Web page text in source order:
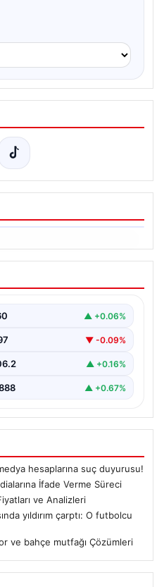
İddialarına
yürütülen
Adalet…
▲ +0.06%
▼ -0.09%
▲ +0.16%
▲ +0.67%
hesaplarına suç duyurusu!
İfade Verme Süreci
ve Analizleri
yıldırım çarptı: O futbolcu
ve bahçe mutfağı Çözümleri